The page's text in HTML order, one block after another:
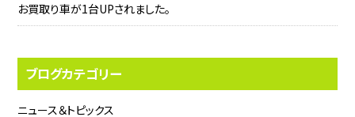
お買取り車が1台UPされました。
ブログカテゴリー
ニュース＆トピックス